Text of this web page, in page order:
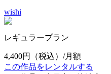
wishi
レギュラープラン
4,400円
（税込）/月額
この作品をレンタルする